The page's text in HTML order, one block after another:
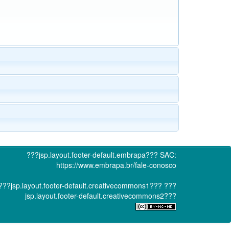
???jsp.layout.footer-default.embrapa??? SAC:
https://www.embrapa.br/fale-conosco
default.creativecommons1??? ???
jsp.layout.footer-default.creativecommons2???